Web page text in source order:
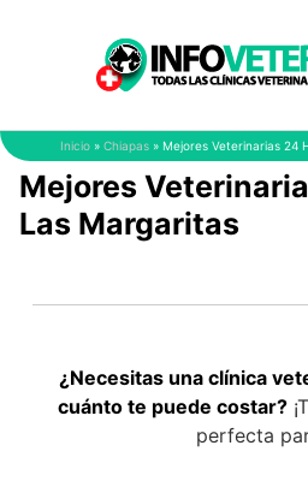
Inicio » Chiapas » Mejores Veterinarias 24
Mejores
Las Margaritas
¿Necesitas una clínica
cuánto te puede costar?
perfecta